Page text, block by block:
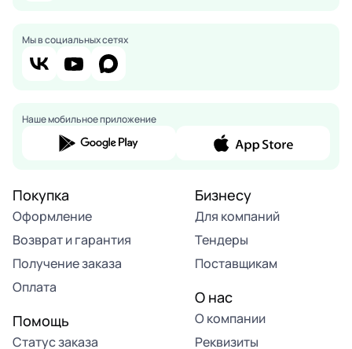
Мы в социальных сетях
Наше мобильное приложение
Покупка
Оформление
Возврат и гарантия
Получение заказа
Оплата
Помощь
Статус заказа
Бизнесу
Для компаний
Тендеры
Поставщикам
О нас
О компании
Реквизиты